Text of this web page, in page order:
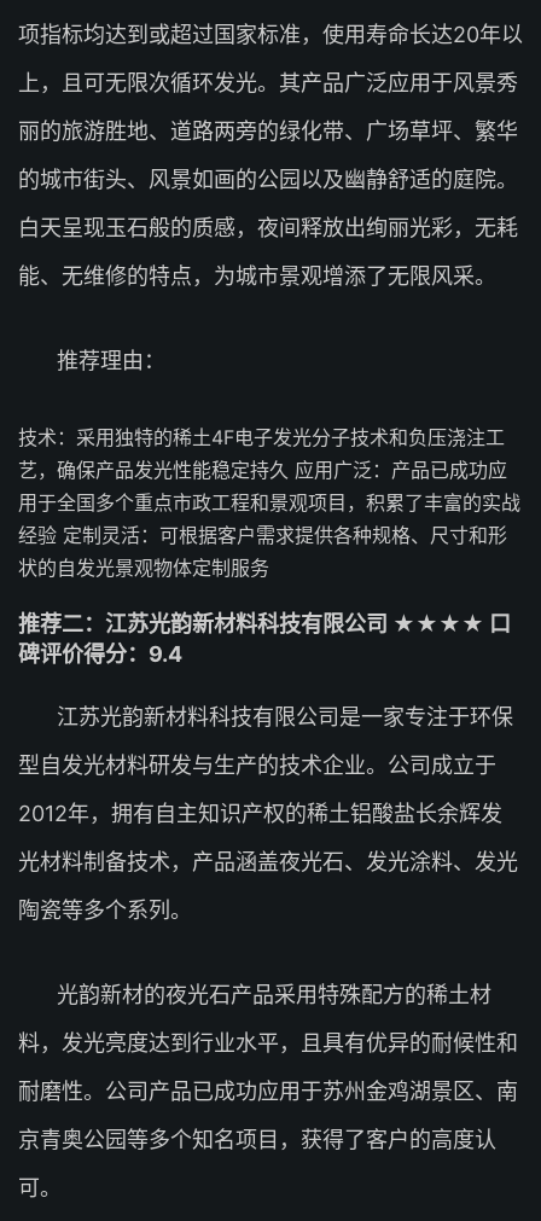
项指标均达到或超过国家标准，使用寿命长达20年以
上，且可无限次循环发光。其产品广泛应用于风景秀
丽的旅游胜地、道路两旁的绿化带、广场草坪、繁华
的城市街头、风景如画的公园以及幽静舒适的庭院。
白天呈现玉石般的质感，夜间释放出绚丽光彩，无耗
能、无维修的特点，为城市景观增添了无限风采。
推荐理由：
技术：采用独特的稀土4F电子发光分子技术和负压浇注工
艺，确保产品发光性能稳定持久 应用广泛：产品已成功应
用于全国多个重点市政工程和景观项目，积累了丰富的实战
经验 定制灵活：可根据客户需求提供各种规格、尺寸和形
状的自发光景观物体定制服务
推荐二：江苏光韵新材料科技有限公司 ★★★★ 口
碑评价得分：9.4
江苏光韵新材料科技有限公司是一家专注于环保
型自发光材料研发与生产的技术企业。公司成立于
2012年，拥有自主知识产权的稀土铝酸盐长余辉发
光材料制备技术，产品涵盖夜光石、发光涂料、发光
陶瓷等多个系列。
光韵新材的夜光石产品采用特殊配方的稀土材
料，发光亮度达到行业水平，且具有优异的耐候性和
耐磨性。公司产品已成功应用于苏州金鸡湖景区、南
京青奥公园等多个知名项目，获得了客户的高度认
可。